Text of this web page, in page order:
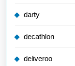
darty
decathlon
deliveroo